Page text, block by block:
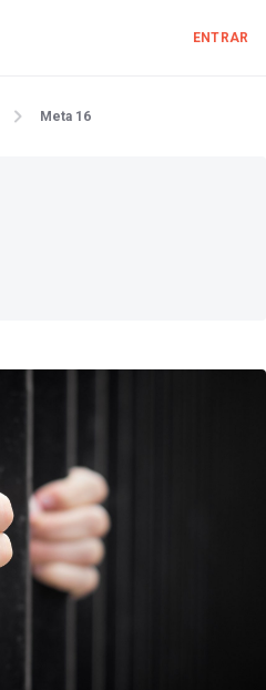
ENTRAR
Meta 16